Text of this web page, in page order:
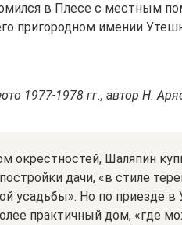
в Плесе с местным
пригородном имении
1977-1978 гг., автор Н.
окрестностей, Шаляпин
дачи, «в стиле
усадьбы». Но по приезде в
практичный дом, «где